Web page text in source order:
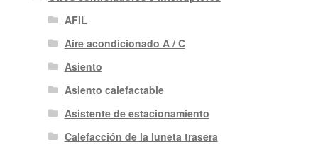
AFIL
Aire acondicionado A / C
Asiento
Asiento calefactable
Asistente de estacionamiento
Calefacción de la luneta trasera